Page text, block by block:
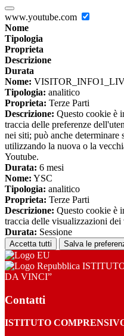
www.youtube.com
Nome
Tipologia
Proprieta
Descrizione
Durata
Nome:
Tipologia: analitico
Proprieta: Terze Parti
Descrizione: Questo cookie è
traccia delle preferenze
nei siti; può anche determinare
utilizzando la nuova o la
Youtube.
Durata: 6 mesi
Nome: YSC
Tipologia: analitico
Proprieta: Terze Parti
Descrizione: Questo cookie è
traccia delle visualizzazioni
Durata: Sessione
Accetta tutti Salva le
DA VINCI”
Contatti
ISTITUTO